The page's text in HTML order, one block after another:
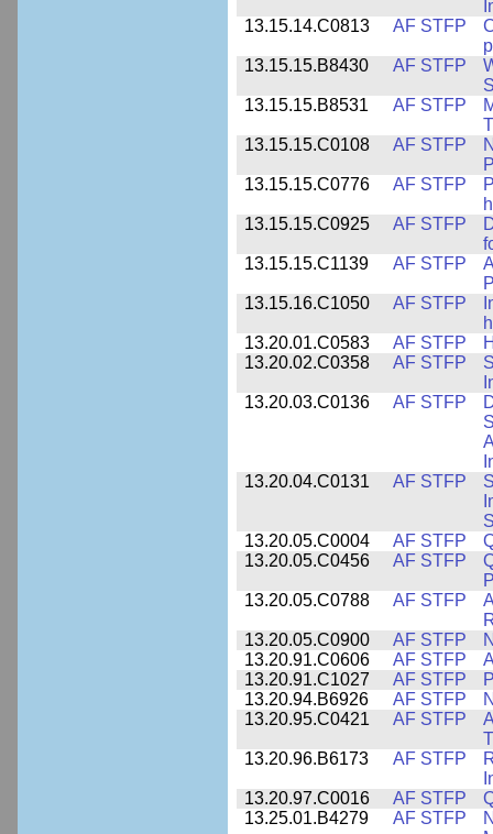
13.15.14.C0813
AF STFP
13.15.15.B8430
AF STFP
13.15.15.B8531
AF STFP
13.15.15.C0108
AF STFP
13.15.15.C0776
AF STFP
13.15.15.C0925
AF STFP
13.15.15.C1139
AF STFP
13.15.16.C1050
AF STFP
13.20.01.C0583
AF STFP
13.20.02.C0358
AF STFP
13.20.03.C0136
AF STFP
13.20.04.C0131
AF STFP
13.20.05.C0004
AF STFP
13.20.05.C0456
AF STFP
13.20.05.C0788
AF STFP
13.20.05.C0900
AF STFP
13.20.91.C0606
AF STFP
13.20.91.C1027
AF STFP
13.20.94.B6926
AF STFP
13.20.95.C0421
AF STFP
13.20.96.B6173
AF STFP
13.20.97.C0016
AF STFP
13.25.01.B4279
AF STFP